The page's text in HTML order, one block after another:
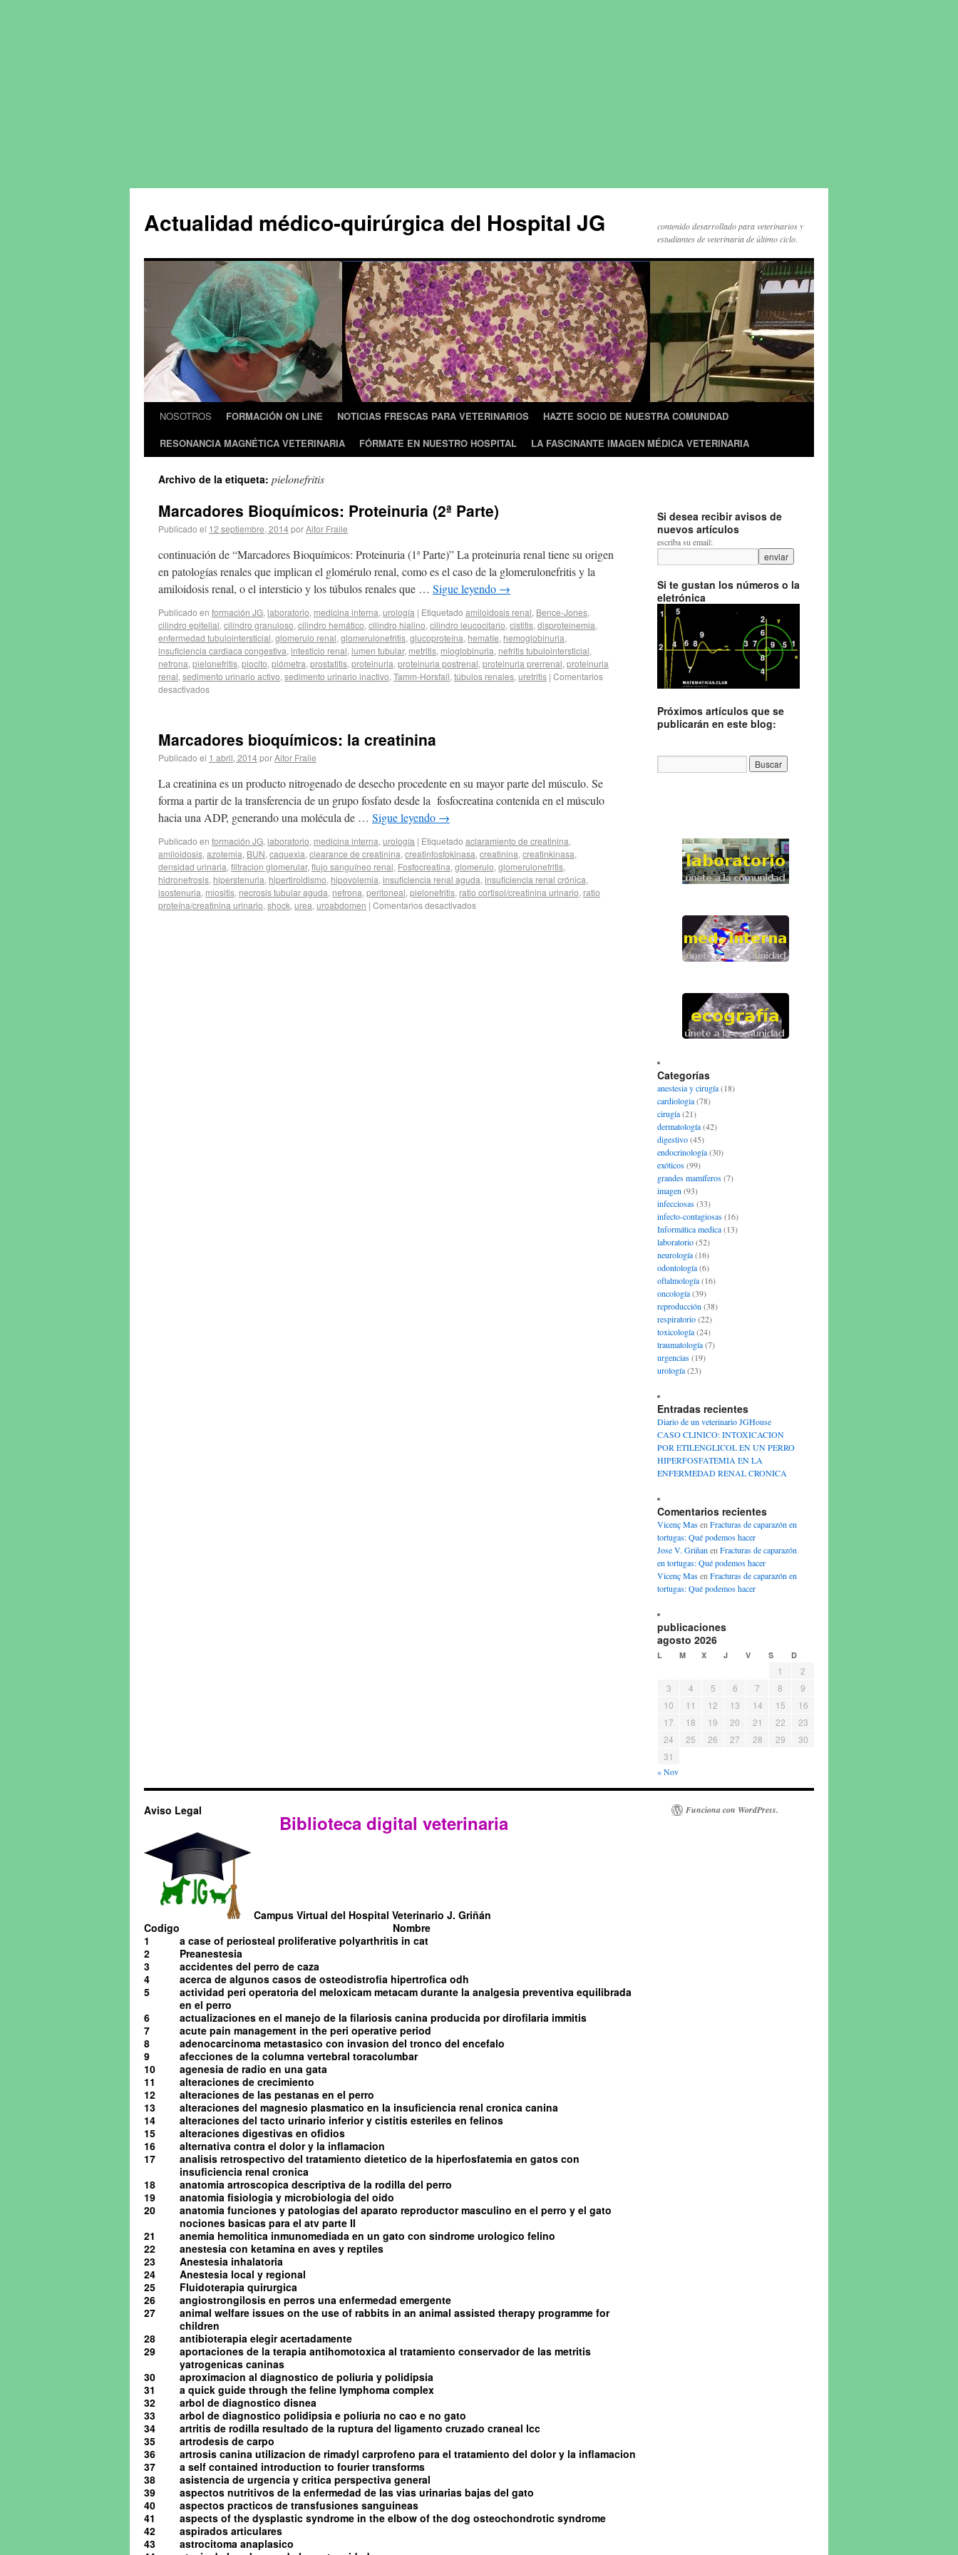
Actualidad médico-quirúrgica del Hospital JG
contenido desarrollado para veterinarios y
estudiantes de veterinaria de último ciclo.
NOSOTROS FORMACIÓN ON LINE NOTICIAS FRESCAS PARA VETERINARIOS
HAZTE SOCIO DE NUESTRA COMUNIDAD
RESONANCIA MAGNÉTICA VETERINARIA
FÓRMATE EN NUESTRO HOSPITAL LA FASCINANTE IMAGEN MÉDICA VETERINARIA
Archivo de la etiqueta: pielonefritis
Marcadores Bioquímicos: Proteinuria (2ª Parte)
Publicado el 12 septiembre, 2014porAitor Fraile
continuación de “Marcadores Bioquímicos: Proteinuria (1ª Parte)” La proteinuria renal tiene su origen
en patologías renales que implican el glomérulo renal, como es el caso de la glomerulonefritis y la
amiloidosis renal, o el intersticio y los túbulos renales que … Sigue leyendo →
Publicado en formación JG, laboratorio, medicina interna, urología | Etiquetado amiloidosis renal, Bence-Jones,
cilindro epitelial, cilindro granuloso, cilindro hemático, cilindro hialino, cilindro leucocitario, cistitis, disproteinemia,
enfermedad tubulointersticial, glomerulo renal, glomerulonefritis, glucoproteína, hematíe, hemoglobinuria,
insuficiencia cardiaca congestiva, intesticio renal, lumen tubular, metritis, mioglobinuria, nefritis tubulointersticial,
nefrona, pielonefritis, piocito, piómetra, prostatitis, proteinuria, proteinuria postrenal, proteinuria prerrenal, proteinuria
renal, sedimento urinario activo, sedimento urinario inactivo, Tamm-Horsfall, túbulos renales, uretritis | Comentarios
desactivados
Marcadores bioquímicos: la creatinina
Publicado el 1 abril, 2014porAitor Fraile
La creatinina es un producto nitrogenado de desecho procedente en su mayor parte del músculo. Se
forma a partir de la transferencia de un grupo fosfato desde la fosfocreatina contenida en el músculo
hacia una ADP, generando una molécula de … Sigue leyendo →
Publicado en formación JG, laboratorio, medicina interna, urología | Etiquetado aclaramiento de creatinina,
amiloidosis, azotemia, BUN, caquexia, clearance de creatinina, creatinfosfokinasa, creatinina, creatinkinasa,
densidad urinaria, filtracion glomerular, flujo sanguíneo renal, Fosfocreatina, glomerulo, glomerulonefritis,
hidronefrosis, hiperstenuria, hipertiroidismo, hipovolemia, insuficiencia renal aguda, insuficiencia renal crónica,
isostenuria, miositis, necrosis tubular aguda, nefrona, peritoneal, pielonefritis, ratio cortisol/creatinina urinario, ratio
proteína/creatinina urinario, shock, urea, uroabdomen | Comentarios desactivados
Si desea recibir avisos de
nuevos artículos
escriba su email:
Si te gustan los números o la
eletrónica
Próximos artículos que se
publicarán en este blog:
Categorías
anestesia y cirugía(18)
cardiologia(78)
cirugía(21)
dermatología(42)
digestivo(45)
endocrinología(30)
exóticos(99)
grandes mamíferos(7)
imagen (93)
infecciosas(33)
infecto-contagiosas(16)
Informática medica(13)
laboratorio(52)
neurología(16)
odontología(6)
oftalmología(16)
oncología(39)
reproducción (38)
respiratorio(22)
toxicología(24)
traumatología(7)
urgencias(19)
urología(23)
Entradas recientes
Diario de un veterinario JGHouse
CASO CLINICO: INTOXICACION
POR ETILENGLICOL EN UN PERRO
HIPERFOSFATEMIA EN LA
ENFERMEDAD RENAL CRONICA
Comentarios recientes
Vicenç Masen Fracturas de caparazón en
tortugas: Qué podemos hacer
Jose V. Griñan en Fracturas de caparazón
en tortugas: Qué podemos hacer
Vicenç Masen Fracturas de caparazón en
tortugas: Qué podemos hacer
publicaciones
agosto 2026
L M X J V S D
1
2
3
4 5 6 7 8
9
10
11 12 13 14 15
16
17
18 19 20 21 22
23
24
25 26 27 28 29
30
31
« Nov
Aviso Legal
Biblioteca digital veterinaria
Campus Virtual del Hospital Veterinario J. Griñán
Codigo
Nombre
1
a case of periosteal proliferative polyarthritis in cat
2
Preanestesia
3
accidentes del perro de caza
4
acerca de algunos casos de osteodistrofia hipertrofica odh
5
actividad peri operatoria del meloxicam metacam durante la analgesia preventiva equilibrada
en el perro
6
actualizaciones en el manejo de la filariosis canina producida por dirofilaria immitis
7
acute pain management in the peri operative period
8
adenocarcinoma metastasico con invasion del tronco del encefalo
9
afecciones de la columna vertebral toracolumbar
10
agenesia de radio en una gata
11
alteraciones de crecimiento
12
alteraciones de las pestanas en el perro
13
alteraciones del magnesio plasmatico en la insuficiencia renal cronica canina
14
alteraciones del tacto urinario inferior y cistitis esteriles en felinos
15
alteraciones digestivas en ofidios
16
alternativa contra el dolor y la inflamacion
17
analisis retrospectivo del tratamiento dietetico de la hiperfosfatemia en gatos con
insuficiencia renal cronica
18
anatomia artroscopica descriptiva de la rodilla del perro
19
anatomia fisiologia y microbiologia del oido
20
anatomia funciones y patologias del aparato reproductor masculino en el perro y el gato
nociones basicas para el atv parte II
21
anemia hemolitica inmunomediada en un gato con sindrome urologico felino
22
anestesia con ketamina en aves y reptiles
23
Anestesia inhalatoria
24
Anestesia local y regional
25
Fluidoterapia quirurgica
26
angiostrongilosis en perros una enfermedad emergente
27
animal welfare issues on the use of rabbits in an animal assisted therapy programme for
children
28
antibioterapia elegir acertadamente
29
aportaciones de la terapia antihomotoxica al tratamiento conservador de las metritis
yatrogenicas caninas
30
aproximacion al diagnostico de poliuria y polidipsia
31
a quick guide through the feline lymphoma complex
32
arbol de diagnostico disnea
33
arbol de diagnostico polidipsia e poliuria no cao e no gato
34
artritis de rodilla resultado de la ruptura del ligamento cruzado craneal lcc
35
artrodesis de carpo
36
artrosis canina utilizacion de rimadyl carprofeno para el tratamiento del dolor y la inflamacion
37
a self contained introduction to fourier transforms
38
asistencia de urgencia y critica perspectiva general
39
aspectos nutritivos de la enfermedad de las vias urinarias bajas del gato
40
aspectos practicos de transfusiones sanguineas
41
aspects of the dysplastic syndrome in the elbow of the dog osteochondrotic syndrome
42
aspirados articulares
43
astrocitoma anaplasico
Funciona con WordPress.